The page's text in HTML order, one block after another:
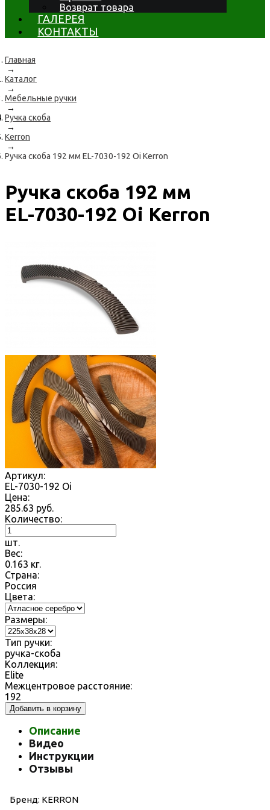
Возврат товара
ГАЛЕРЕЯ
КОНТАКТЫ
Главная
→
Каталог
→
Мебельные ручки
→
Ручка скоба
→
Kerron
→
Ручка скоба 192 мм EL-7030-192 Oi Kerron
Ручка скоба 192 мм
EL-7030-192 Oi Kerron
Артикул:
EL-7030-192 Oi
Цена:
285.63 руб.
Количество:
шт.
Вес:
0.163 кг.
Страна:
Россия
Цвета:
Размеры:
Тип ручки:
ручка-скоба
Коллекция:
Elite
Межцентровое расстояние:
192
Добавить в корзину
Описание
Видео
Инструкции
Отзывы
Бренд: KERRON